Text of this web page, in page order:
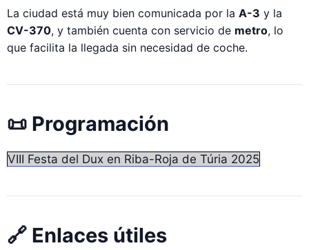
La ciudad está muy bien comunicada por la A-3 y la
CV-370, y también cuenta con servicio de metro, lo
que facilita la llegada sin necesidad de coche.
📜 Programación
VIII Festa del Dux en Riba-Roja de Túria 2025
🔗 Enlaces útiles